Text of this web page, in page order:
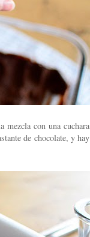
mezcla con una cuchara
de chocolate, y hay